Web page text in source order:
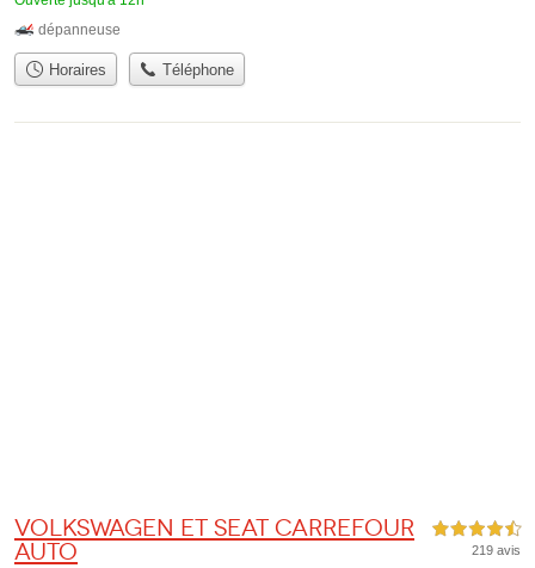
dépanneuse
Horaires Téléphone
Volkswagen et Seat Carrefour
Auto
4,5 étoiles sur 5
219 avis